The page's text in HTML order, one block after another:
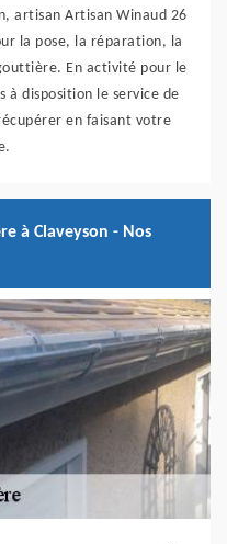
artisan Artisan Winaud 26
la pose, la réparation, la
En activité pour le
à disposition le service de
en faisant votre
à Claveyson - Nos